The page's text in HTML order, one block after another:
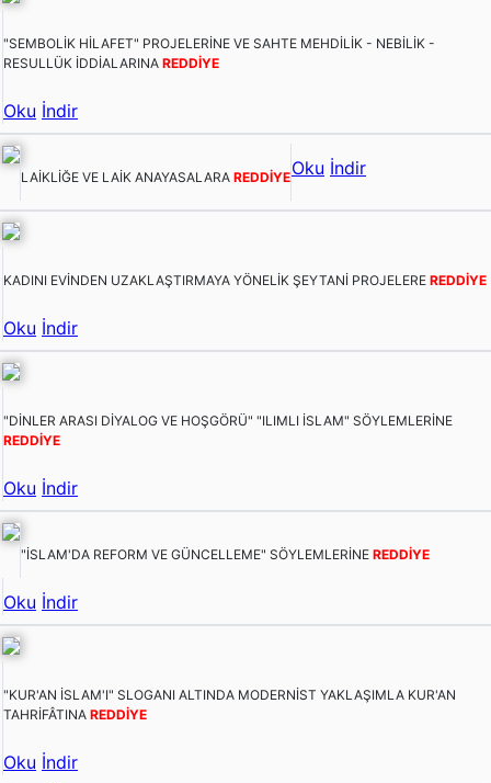
"SEMBOLİK HİLAFET" PROJELERİNE VE SAHTE MEHDİLİK - NEBİLİK -
RESULLÜK İDDİALARINA REDDİYE
Oku İndir
LAİKLİĞE VE LAİK ANAYASALARA REDDİYEOku İndir
KADINI EVİNDEN UZAKLAŞTIRMAYA YÖNELİK ŞEYTANİ PROJELERE REDDİYE
Oku İndir
"DİNLER ARASI DİYALOG VE HOŞGÖRÜ" "ILIMLI İSLAM" SÖYLEMLERİNE
REDDİYE
Oku İndir
"İSLAM'DA REFORM VE GÜNCELLEME" SÖYLEMLERİNE REDDİYE
Oku İndir
"KUR'AN İSLAM'I" SLOGANI ALTINDA MODERNİST YAKLAŞIMLA KUR'AN
TAHRİFÂTINA REDDİYE
Oku İndir